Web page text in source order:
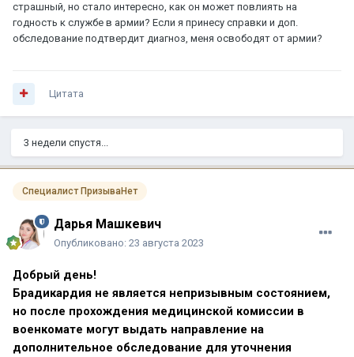
страшный, но стало интересно, как он может повлиять на
годность к службе в армии? Если я принесу справки и доп.
обследование подтвердит диагноз, меня освободят от армии?
Цитата
3 недели спустя...
Специалист ПризываНет
Дарья Машкевич
Опубликовано: 23 августа 2023
Добрый день!
Брадикардия не является непризывным состоянием,
но после прохождения медицинской комиссии в
военкомате могут выдать направление на
дополнительное обследование для уточнения